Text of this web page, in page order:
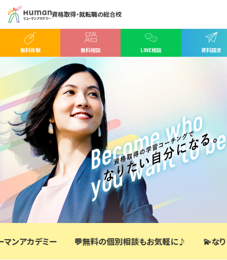
資格取得・就転職の総合校
無料体験 無料相談 LINE相談 資料請求
軽に♪ 💫なりたい自分を本気で考えてみませんか？ 💯